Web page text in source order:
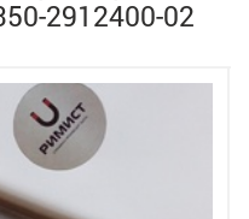
2912400-02